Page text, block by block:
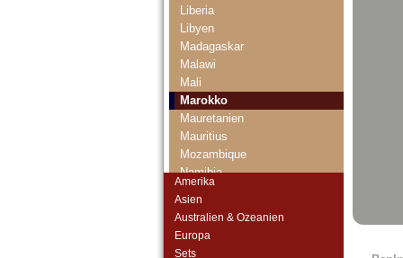
Liberia
Libyen
Madagaskar
Malawi
Mali
Marokko
Mauretanien
Mauritius
Mozambique
Namibia
Portugiesisch Guinea
Amerika
Asien
Australien & Ozeanien
Europa
Sets